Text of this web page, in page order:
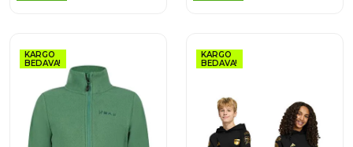
KARGO
BEDAVA!
KARGO
BEDAVA!